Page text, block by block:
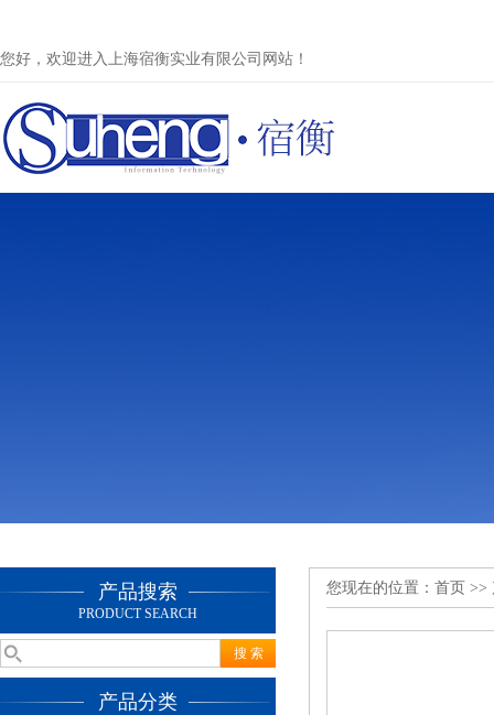
您好，欢迎进入上海宿衡实业有限公司网站！
产品搜索
PRODUCT SEARCH
产品分类
您现在的位置： 首页 >>